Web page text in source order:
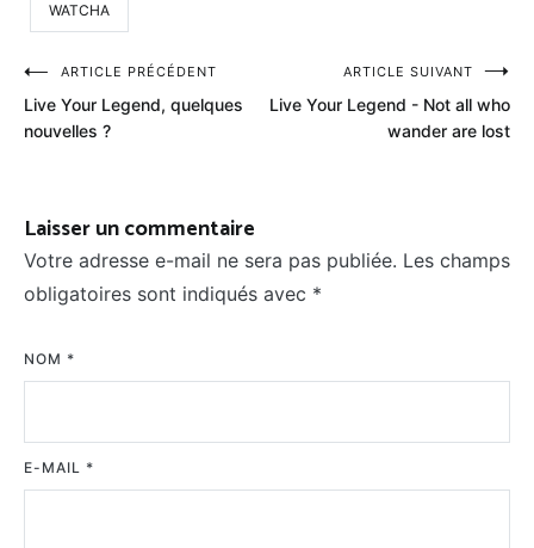
WATCHA
Navigation
de
ARTICLE PRÉCÉDENT
Live Your Legend, quelques
nouvelles ?
ARTICLE SUIVANT
Live Your Legend - Not all who
wander are lost
Laisser un commentaire
Votre adresse e-mail ne sera pas publiée. Les champs
obligatoires sont indiqués avec *
NOM *
E-MAIL *